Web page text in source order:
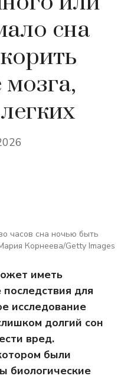
сна
мозга,
часов сна ночью быть
Корнеева/Getty Images
иметь
для
исследование
долгий сон
вред.
были
биологические